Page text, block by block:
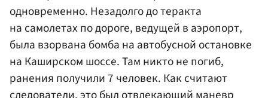
одновременно. Незадолго до теракта
на самолетах по дороге, ведущей в аэропорт,
была взорвана бомба на автобусной остановке
на Каширском шоссе. Там никто не погиб,
ранения получили 7 человек. Как считают